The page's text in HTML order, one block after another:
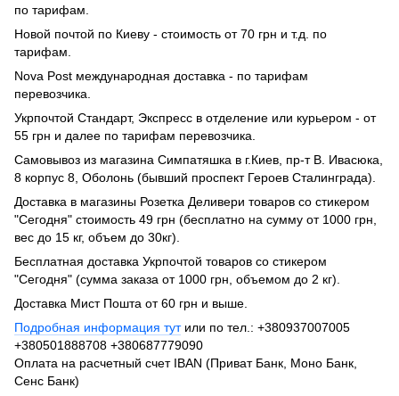
по тарифам.
Новой почтой по Киеву - стоимость от 70 грн и т.д. по
тарифам.
Nova Post международная доставка - по тарифам
перевозчика.
Укрпочтой Стандарт, Экспресс в отделение или курьером - от
55 грн и далее по тарифам перевозчика.
Самовывоз из магазина Симпатяшка в г.Киев, пр-т В. Ивасюка,
8 корпус 8, Оболонь (бывший проспект Героев Сталинграда).
Доставка в магазины Розетка Деливери товаров со стикером
"Сегодня" стоимость 49 грн (бесплатно на сумму от 1000 грн,
вес до 15 кг, объем до 30кг).
Бесплатная доставка Укрпочтой товаров со стикером
"Сегодня" (сумма заказа от 1000 грн, объемом до 2 кг).
Доставка Мист Пошта от 60 грн и выше.
Подробная информация тутили по тел.: +380937007005
+380501888708 +380687779090
Оплата на расчетный счет IBAN (Приват Банк, Моно Банк,
Сенс Банк)